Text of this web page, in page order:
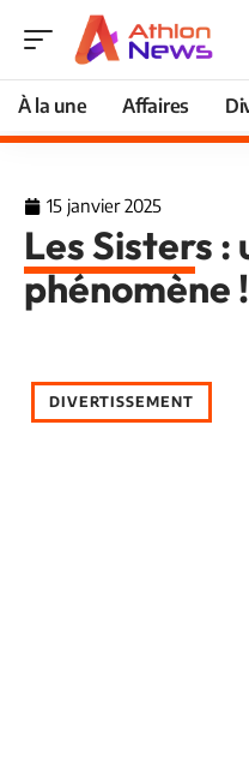
À la une Affaires
15 janvier 2025
Les Sisters :
phénomène !
DIVERTISSEMENT